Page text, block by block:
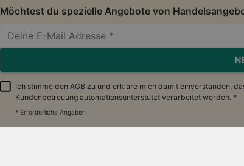
Möchtest du spezielle Angebote von
Ich stimme den AGBzu und erkläre mich damit einverstanden,
Kundenbetreuung automationsunterstützt verarbeitet werden. *
* Erforderliche Angaben
Handelsangebote Impressum